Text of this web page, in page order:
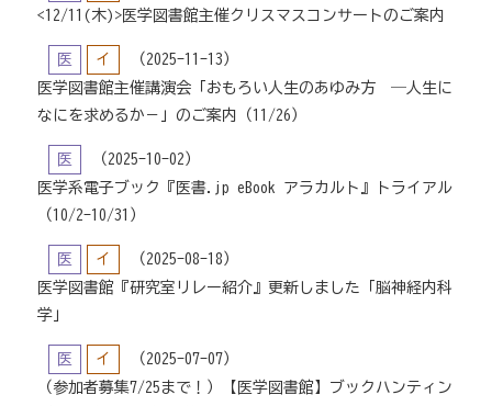
<12/11(木)>医学図書館主催クリスマスコンサートのご案内
医 イ
（2025-11-13）
医学図書館主催講演会「おもろい人生のあゆみ方 ―人生に
なにを求めるか－」のご案内（11/26）
医
（2025-10-02）
医学系電子ブック『医書.jp eBook アラカルト』トライアル
（10/2-10/31）
医 イ
（2025-08-18）
医学図書館『研究室リレー紹介』更新しました「脳神経内科
学」
医 イ
（2025-07-07）
（参加者募集7/25まで！）【医学図書館】ブックハンティン